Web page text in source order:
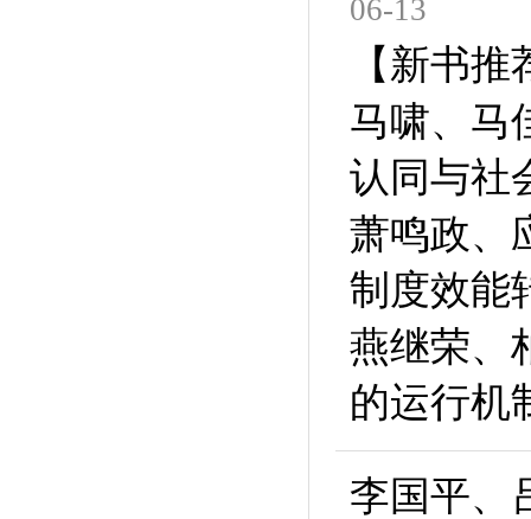
06-13
【新书
马啸、马
认同与社
萧鸣政、
制度效能
燕继荣、
的运行机
李国平、